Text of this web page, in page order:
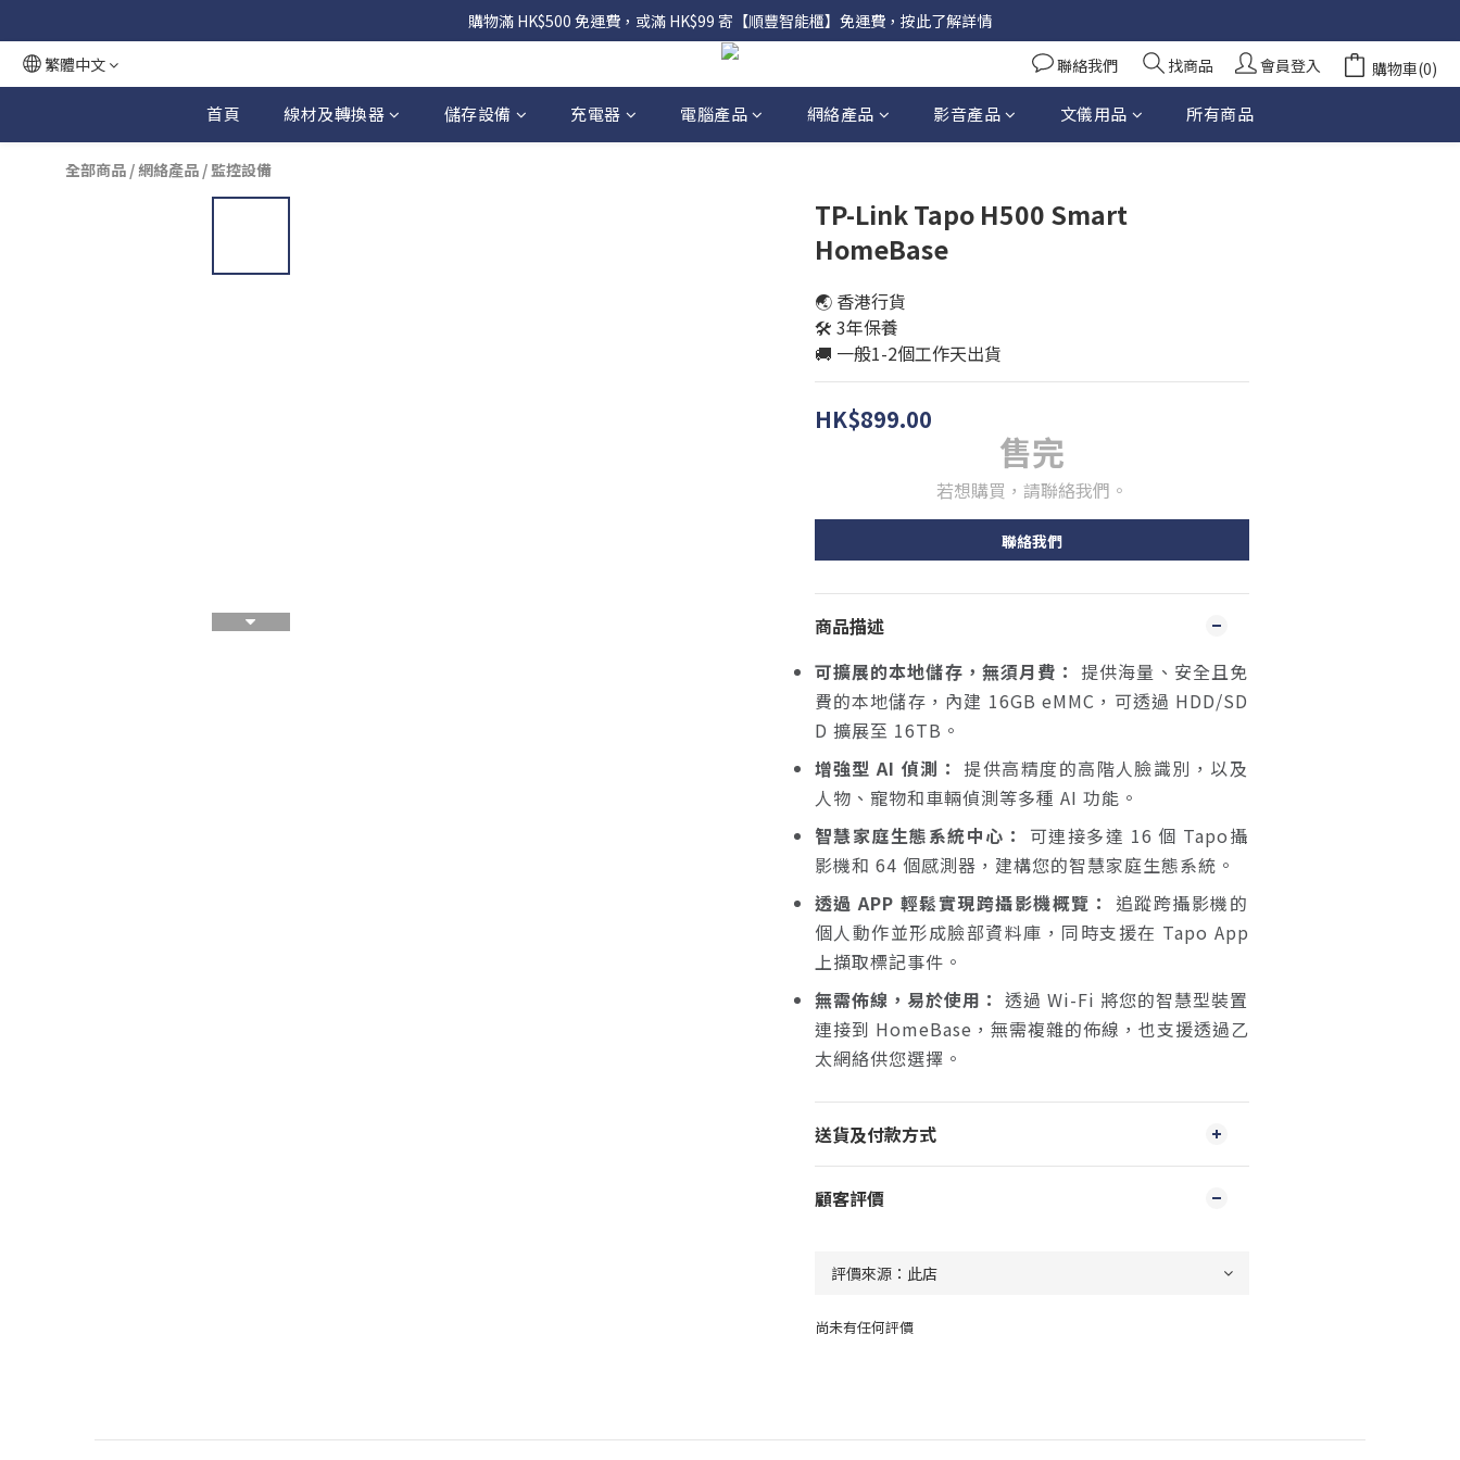
購物滿 HK$500 免運費，或滿 HK$99 寄【順豐智能櫃】免運費，按此了解詳情
繁體中文
聯絡我們 找商品 會員登入 購物車(0)
首頁 線材及轉換器 儲存設備 充電器 電腦產品 網絡產品 影音產品 文儀用品 所有商品
全部商品 /網絡產品 /監控設備
TP-Link Tapo H500 Smart
HomeBase
🌏 香港行貨
🛠️ 3年保養
🚚 一般1-2個工作天出貨
HK$899.00
售完
若想購買，請聯絡我們。
聯絡我們
商品描述
可擴展的本地儲存，無須月費 ： 提供海量、安全且免
費的本地儲存，內建 16GB eMMC，可透過 HDD/SD
D 擴展至 16TB。
增強型 AI 偵測： 提供高精度的高階人臉識別，以及
人物、寵物和車輛偵測等多種 AI 功能。
智慧家庭生態系統中心： 可連接多達 16 個 Tapo攝
影機和 64 個感測器，建構您的智慧家庭生態系統。
透過 APP 輕鬆實現跨攝影機概覽： 追蹤跨攝影機的
個人動作並形成臉部資料庫，同時支援在 Tapo App
上擷取標記事件。
無需佈線，易於使用： 透過 Wi-Fi 將您的智慧型裝置
連接到 HomeBase，無需複雜的佈線，也支援透過乙
太網絡供您選擇。
送貨及付款方式
顧客評價
尚未有任何評價